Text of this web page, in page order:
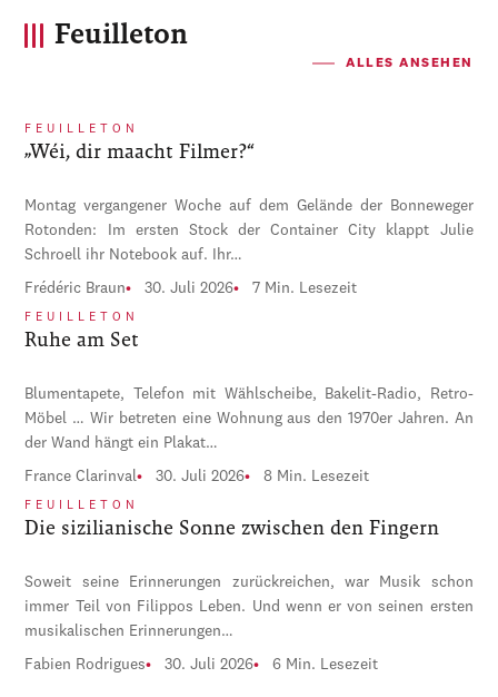
Feuilleton
ALLES ANSEHEN
FEUILLETON
„Wéi, dir maacht Filmer?“
Montag vergangener Woche auf dem Gelände der Bonneweger
Rotonden: Im ersten Stock der Container City klappt Julie
Schroell ihr Notebook auf. Ihr…
Frédéric Braun 30. Juli 2026 7 Min. Lesezeit
FEUILLETON
Ruhe am Set
Blumentapete, Telefon mit Wählscheibe, Bakelit-Radio, Retro-
Möbel … Wir betreten eine Wohnung aus den 1970er Jahren. An
der Wand hängt ein Plakat…
France Clarinval 30. Juli 2026 8 Min. Lesezeit
FEUILLETON
Die sizilianische Sonne zwischen den Fingern
Soweit seine Erinnerungen zurückreichen, war Musik schon
immer Teil von Filippos Leben. Und wenn er von seinen ersten
musikalischen Erinnerungen…
Fabien Rodrigues 30. Juli 2026 6 Min. Lesezeit